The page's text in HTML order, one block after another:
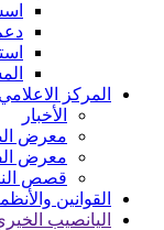
المركز الاعلامي
الأخبار
معرض
معرض
قصص
القوانين
اليانصيب